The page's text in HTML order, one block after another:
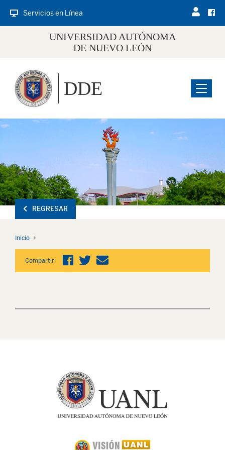
Servicios en Línea
UNIVERSIDAD AUTÓNOMA
DE NUEVO LEÓN
Menu
DDE
REGRESAR
Inicio
Compartir: